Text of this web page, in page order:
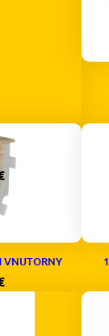
LAVE
VNUTORNY